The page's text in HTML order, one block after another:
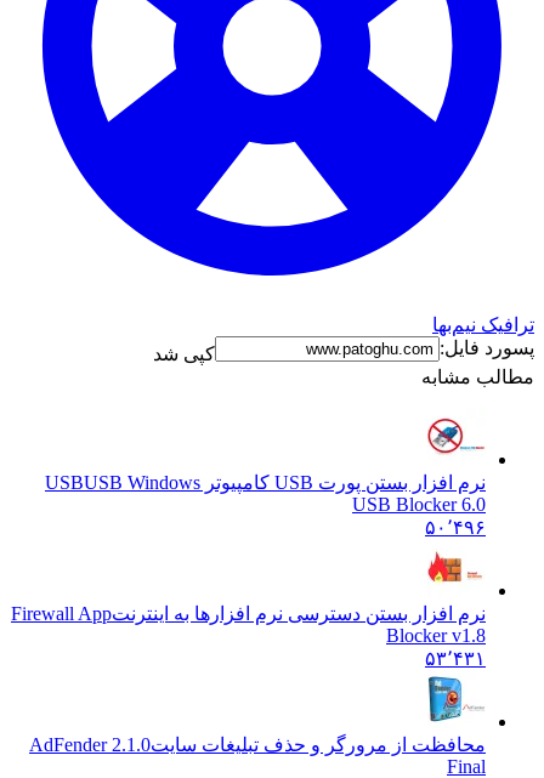
نیم‌بها
فایل:
کپی شد
مشابه
نرم افزار بستن پورت USB کامپیوتر USB
USB Windows
USB Blocker 6.0
۵۰٬۴۹۶
نرم افزار بستن دسترسی نرم افزارها به اینترنتFirewall App
Blocker v1.8
۵۳٬۴۳۱
محافظت از مرورگر و حذف تبلیغات سایت AdFender 2.1.0